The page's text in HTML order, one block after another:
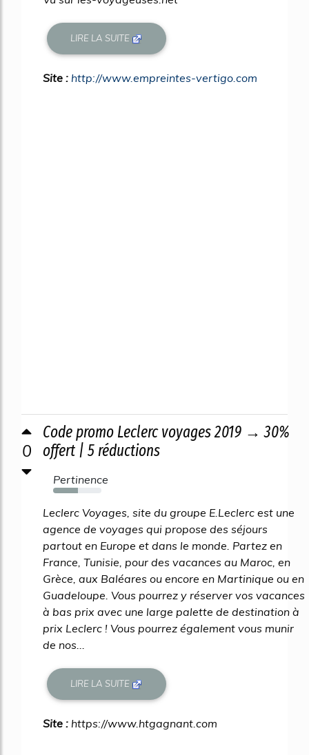
LIRE LA SUITE
Site : http://www.empreintes-vertigo.com
0
Code promo Leclerc voyages 2019 → 30%
offert | 5 réductions
Pertinence
52%
Leclerc Voyages, site du groupe E.Leclerc est une
agence de voyages qui propose des séjours
partout en Europe et dans le monde. Partez en
France, Tunisie, pour des vacances au Maroc, en
Grèce, aux Baléares ou encore en Martinique ou en
Guadeloupe. Vous pourrez y réserver vos vacances
à bas prix avec une large palette de destination à
prix Leclerc ! Vous pourrez également vous munir
de nos...
LIRE LA SUITE
Site : https://www.htgagnant.com